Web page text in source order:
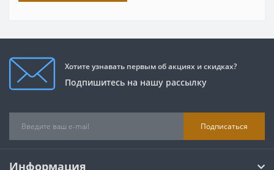
Хотите узнавать первым об акциях и скидках?
Подпишитесь на нашу рассылку
Подписаться
Информация